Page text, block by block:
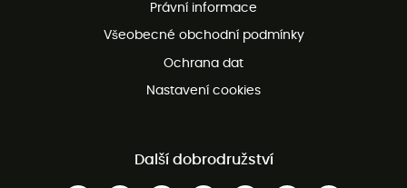
Bezplatná zákaznická služba
Právní informace
Všeobecné obchodní podmínky
Ochrana dat
Nastavení cookies
Další dobrodružství